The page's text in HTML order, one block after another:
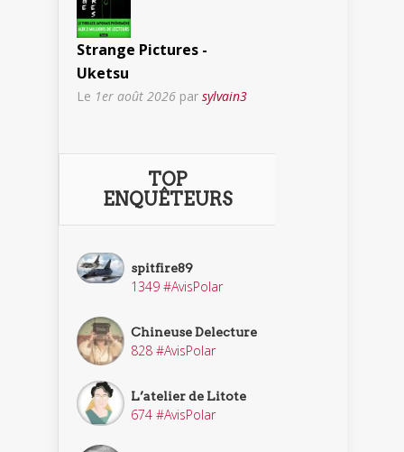
Strange Pictures -
Uketsu
Le 1er août 2026 par sylvain3
TOP
ENQUÊTEURS
spitfire89
1349 #AvisPolar
Chineuse Delecture
828 #AvisPolar
L’atelier de Litote
674 #AvisPolar